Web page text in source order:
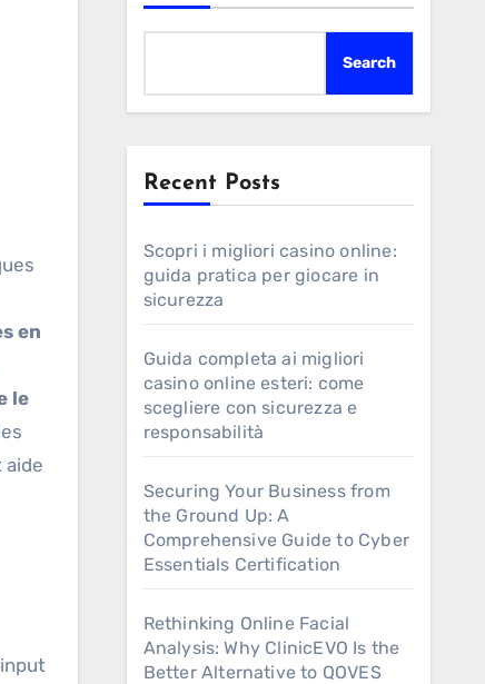
en
le
aide
Search
Recent Posts
Scopri i migliori casino online:
guida pratica per giocare in
sicurezza
Guida completa ai migliori
casino online esteri: come
scegliere con sicurezza e
responsabilità
Securing Your Business from
the Ground Up: A
Comprehensive Guide to Cyber
Essentials Certification
Rethinking Online Facial
Analysis: Why ClinicEVO Is the
Better Alternative to QOVES